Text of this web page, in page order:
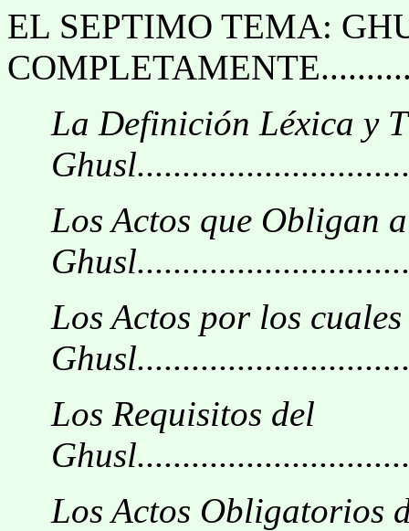
EL SEPTIMO TEMA:
La Definición Léxica y
Los Actos que Obligan
Los Actos por los
Los Requisitos del
Los Actos Obligatorios